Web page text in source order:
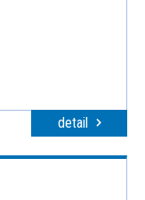
detail